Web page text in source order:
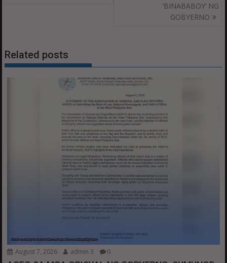
‘BINABABOY’ NG
GOBYERNO
Related posts
August 7, 2026 admin 3 0